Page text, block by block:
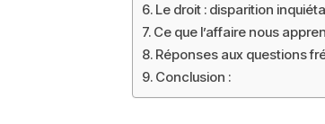
Le droit : disparition
Ce que l’affaire nous
Réponses aux questions
Conclusion :